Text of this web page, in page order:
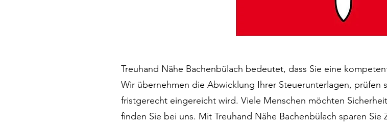
Treuhand Nähe Bachenbülach bedeutet, dass Sie eine
Wir übernehmen die Abwicklung Ihrer Steuerunterlagen, prüfen
fristgerecht eingereicht wird. Viele Menschen möchten
finden Sie bei uns. Mit Treuhand Nähe Bachenbülach sparen Sie